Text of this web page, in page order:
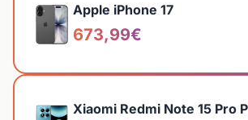
Apple iPhone 17
673,99€
Xiaomi Redmi Note 15 Pro